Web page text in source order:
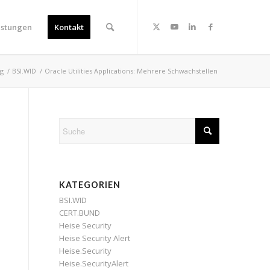
Kontakt
/ BSI.WID / Oracle Utilities Applications: Mehrere Schwachstellen
KATEGORIEN
BSI.WID
CERT.BUND
Heise Security
Heise Security Alert
Heise.Security
Heise.SecurityAlert